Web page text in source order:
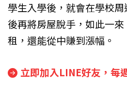
學生入學後，就會在學校
後再將房屋脫手，如此一
租，還能從中賺到漲幅。
立即加入LINE好友，每